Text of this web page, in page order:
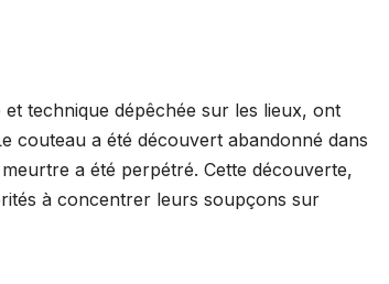
technique dépêchée sur les lieux, ont
couteau a été découvert abandonné dans
a été perpétré. Cette découverte,
à concentrer leurs soupçons sur